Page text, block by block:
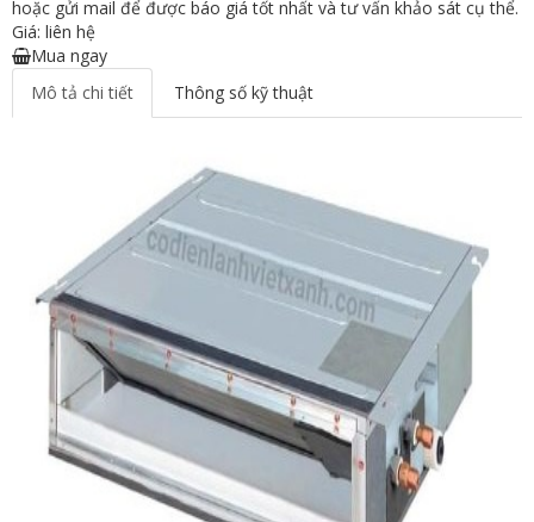
hoặc gửi mail để được báo giá tốt nhất và tư vấn khảo sát cụ thể.
Giá: liên hệ
Mua ngay
Mô tả chi tiết
Thông số kỹ thuật